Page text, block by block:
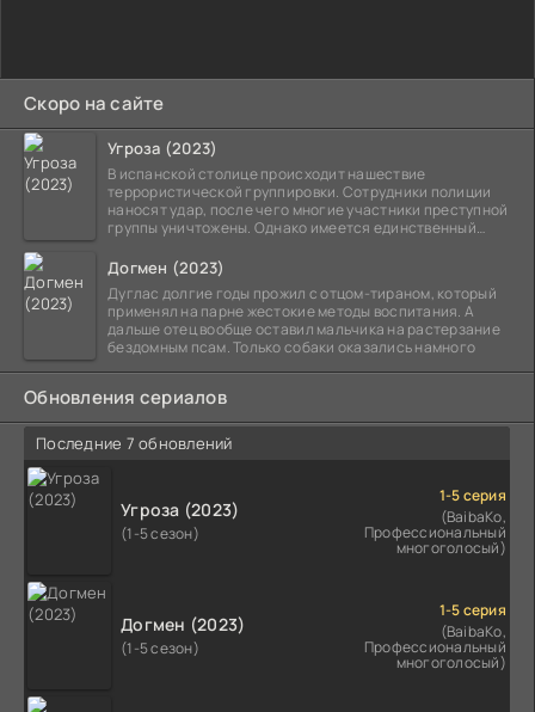
Скоро на сайте
Угроза (2023)
В испанской столице происходит нашествие
террористической группировки. Сотрудники полиции
наносят удар, после чего многие участники преступной
группы уничтожены. Однако имеется единственный
Догмен (2023)
Дуглас долгие годы прожил с отцом-тираном, который
применял на парне жестокие методы воспитания. А
дальше отец вообще оставил мальчика на растерзание
бездомным псам. Только собаки оказались намного
Обновления сериалов
Последние 7 обновлений
Угроза (2023)
(1-5 сезон)
1-5 серия
(BaibaKo,
Профессиональный
многоголосый)
Догмен (2023)
(1-5 сезон)
1-5 серия
(BaibaKo,
Профессиональный
многоголосый)